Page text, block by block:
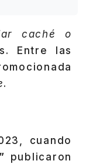
caché o
Entre las
.
cuando
publicaron